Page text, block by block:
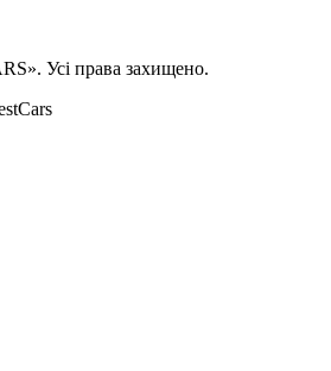
Усі права захищено.